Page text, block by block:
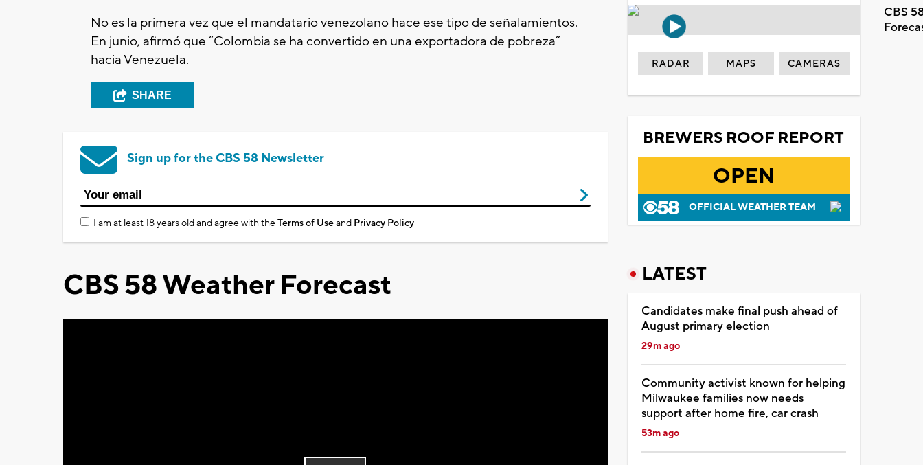
No es la primera vez que el mandatario venezolano hace ese tipo de señalamientos.
En junio, afirmó que “Colombia se ha convertido en una exportadora de pobreza”
hacia Venezuela.
SHARE
Sign up for the CBS 58 Newsletter
I am at least 18 years old and agree with theTerms of Useand Privacy Policy
CBS 58 Weather Forecast
CBS
RADAR MAPS CAMERAS
BREWERS ROOF REPORT
OPEN
OFFICIAL WEATHER TEAM
LATEST
Candidates make final push ahead of
August primary election
29m ago
Community activist known for helping
Milwaukee families now needs
support after home fire, car crash
53m ago